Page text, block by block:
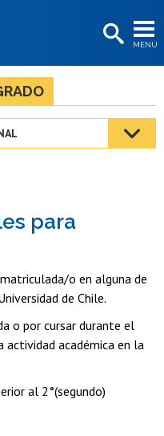
MENÚ
os
para
o en alguna de
de Chile.
o por cursar durante el
académica en la
al 2°(segundo)